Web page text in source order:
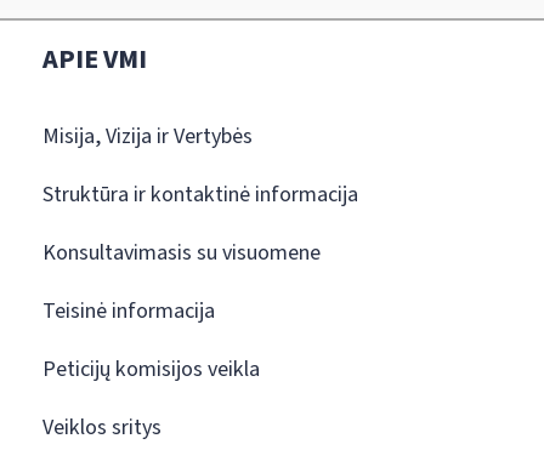
APIE VMI
Misija, Vizija ir Vertybės
Struktūra ir kontaktinė informacija
Konsultavimasis su visuomene
Teisinė informacija
Peticijų komisijos veikla
Veiklos sritys